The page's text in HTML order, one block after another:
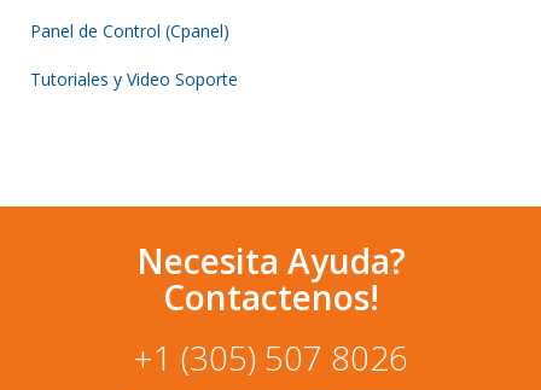
Panel de Control (Cpanel)
Tutoriales y Video Soporte
Necesita Ayuda?
Contactenos!
+1 (305) 507 8026